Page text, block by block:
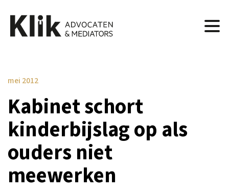
mei 2012
Kabinet schort
kinderbijslag op als
ouders niet
meewerken